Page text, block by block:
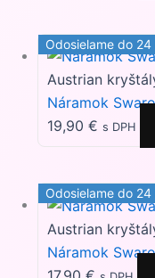
Odosielame do 24
Austrian
Náramok
19,90 € s DPH
Odosielame do 24
Austrian
Náramok